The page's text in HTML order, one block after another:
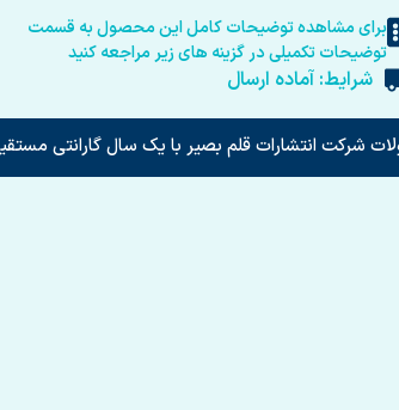
برای مشاهده توضیحات کامل این محصول به قسمت
توضیحات تکمیلی در گزینه های زیر مراجعه کنید
شرایط: آماده ارسال
شرکت انتشارات قلم بصیر با یک سال گارانتی